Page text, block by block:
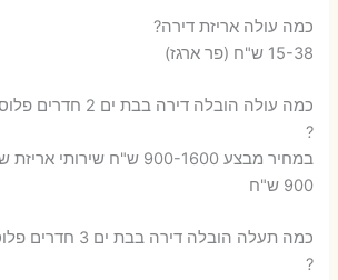
כמה עולה אריזת דירה​?
15-38 ש"ח (פר ארגז)
כמה עולה הובלה דירה
?
900 ש"ח
כמה תעלה הובלה
?